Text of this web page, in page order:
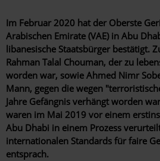
Im Februar 2020 hat der Oberste
Arabischen Emirate (VAE) in Abu
libanesische Staatsbürger bestätigt.
Rahman Talal Chouman, der zu
worden war, sowie Ahmed Nimr
Mann, gegen die wegen
Jahre Gefängnis verhängt worden
waren im Mai 2019 vor einem
Abu Dhabi in einem Prozess
internationalen Standards für faire
entsprach.